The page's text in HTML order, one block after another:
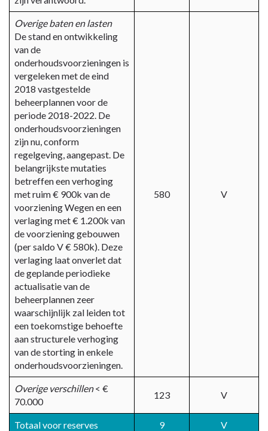
Overige baten en lasten
De stand en ontwikkeling
van de
onderhoudsvoorzieningen is
vergeleken met de eind
2018 vastgestelde
beheerplannen voor de
periode 2018-2022. De
onderhoudsvoorzieningen
zijn nu, conform
regelgeving, aangepast. De
belangrijkste mutaties
betreffen een verhoging
met ruim € 900k van de
voorziening Wegen en een
verlaging met € 1.200k van
de voorziening gebouwen
(per saldo V € 580k). Deze
verlaging laat onverlet dat
de geplande periodieke
actualisatie van de
beheerplannen zeer
waarschijnlijk zal leiden tot
een toekomstige behoefte
aan structurele verhoging
van de storting in enkele
onderhoudsvoorzieningen.
580 V
Overige verschillen< €
70.000
123 V
Totaal voor reserves 9 V